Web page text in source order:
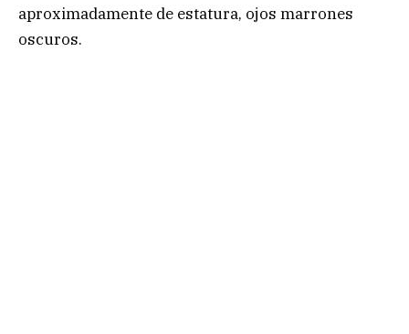
aproximadamente de estatura, ojos marrones
oscuros.